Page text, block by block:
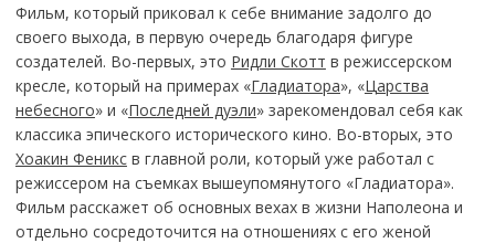
Фильм, который приковал к себе внимание задолго до
своего выхода, в первую очередь благодаря фигуре
создателей. Во-первых, это Ридли Скотт в режиссерском
кресле, который на примерах «Гладиатора», «Царства
небесного» и «Последней дуэли» зарекомендовал себя как
классика эпического исторического кино. Во-вторых, это
Хоакин Фениксв главной роли, который уже работал с
режиссером на съемках вышеупомянутого «Гладиатора».
Фильм расскажет об основных вехах в жизни Наполеона и
отдельно сосредоточится на отношениях с его женой